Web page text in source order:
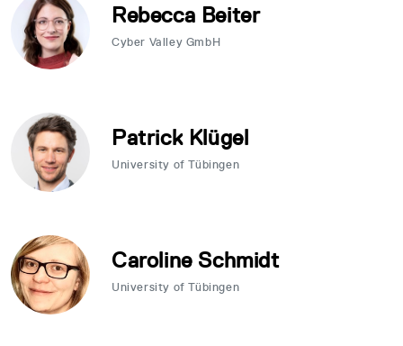
Rebecca Beiter
Cyber Valley GmbH
Patrick Klügel
University of Tübingen
Caroline Schmidt
University of Tübingen